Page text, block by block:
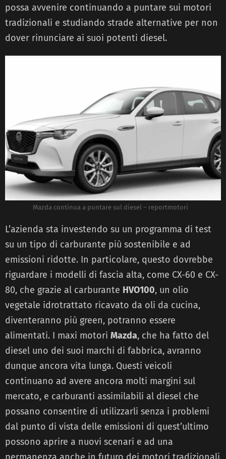
possa avvenire continuando a puntare sui motori
tradizionali e studiando strade alternative per non
dover rinunciare ai suoi potenti diesel.
Mazda continua a puntare sul diesel – reportmotori
L’azienda sta investendo su un programma di test
su un tipo di carburante più sostenibile e ad
emissioni ridotte. In particolare, questo dovrebbe
riguardare i modelli di fascia alta, come CX-60 e CX-
80, che grazie al carburante HVO100, un olio
vegetale idrotrattato ricavato da oli da cucina,
diventeranno più green, potranno essere
alimentati. I maxi motori Mazda, che ha fatto del
diesel uno dei suoi marchi di fabbrica, avranno
dunque ancora vita lunga. Questi veicoli
continuano ad avere ancora molti margini sul
mercato, e carburanti assimilabili al diesel che
possano consentire di utilizzarli senza i problemi
dal punto di vista delle emissioni di quest’ultimo
possono aprire a nuovi scenari e ad una